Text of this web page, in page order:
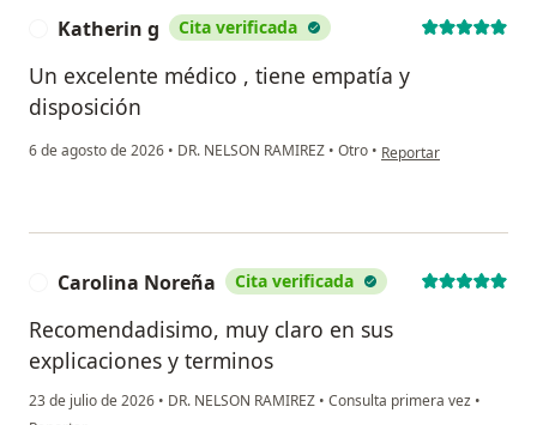
Katherin g Cita verificada
Un excelente médico , tiene empatía y
disposición
6 de agosto de 2026 • DR. NELSON RAMIREZ • Otro • en opinión del usuario
Reportar
Carolina Noreña Cita verificada
Recomendadisimo, muy claro en sus
explicaciones y terminos
23 de julio de 2026 • DR. NELSON RAMIREZ • Consulta primera vez •